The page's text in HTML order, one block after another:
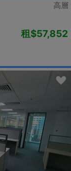
高層
租$57,852